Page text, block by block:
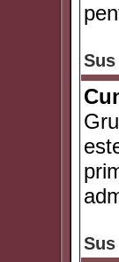
Sus
Sus